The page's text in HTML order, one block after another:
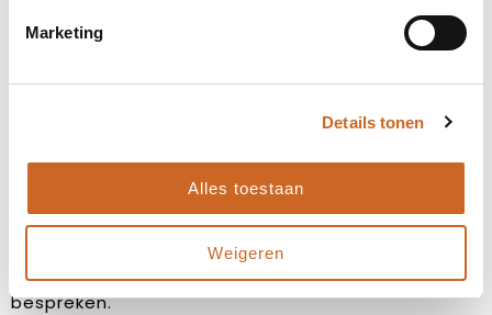
Marketing
Details tonen
Alles toestaan
Weigeren
Levertijden in overleg
Bij ons staat klanttevredenheid centraal. Daarom
hanteren we geen vaste levertijden, maar
stemmen we deze altijd in overleg met jou af. Zo
zorgen we ervoor dat de planning aansluit op jouw
wensen en behoeften, en kunnen we eventuele
bijzonderheden of spoedaanvragen tijdig
bespreken.